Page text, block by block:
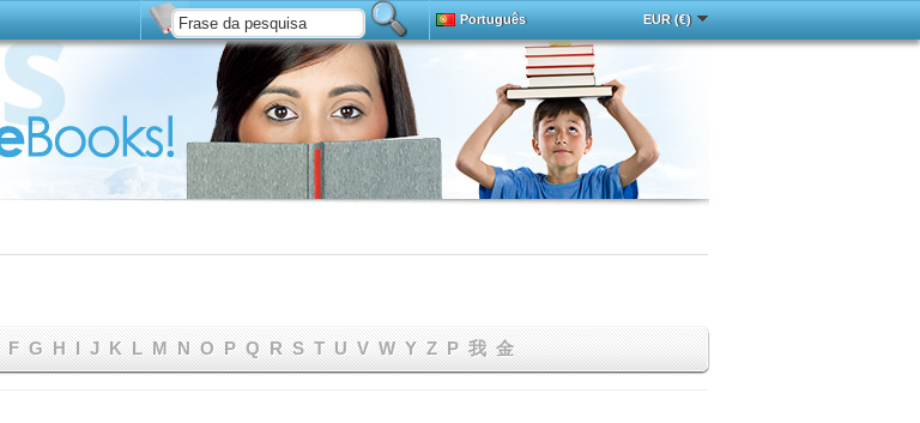
F G H I J K L M N O P Q R S T U V W Y Z Р 我 金
Instalar
Pesquisa avançada
Português
Deutsch
Français
English
Magyar
Italy
Русский
Türkçe
EUR (€)